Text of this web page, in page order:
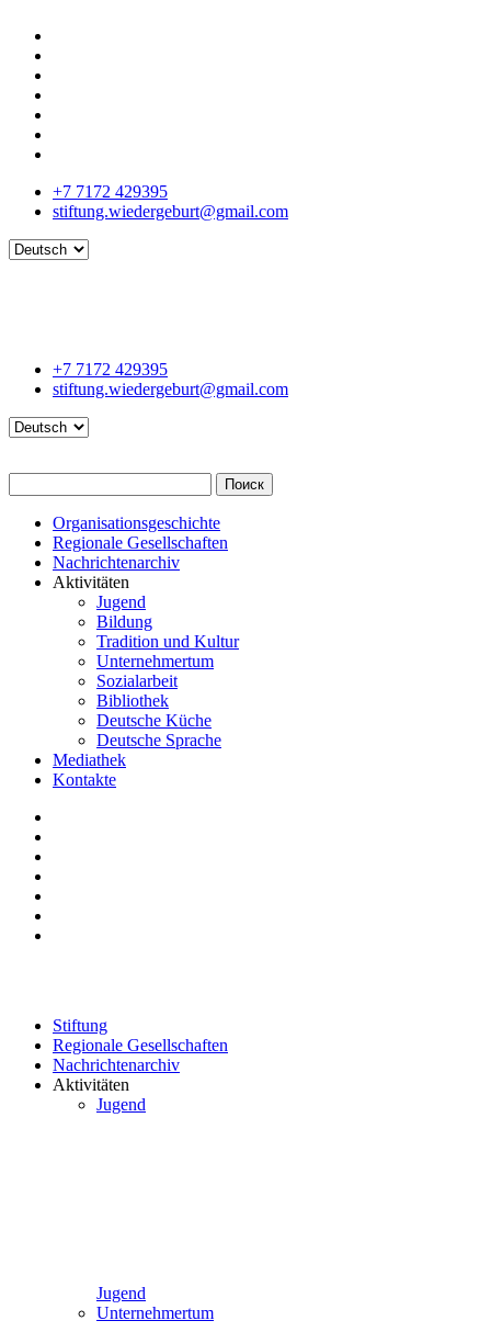
+7 7172 429395
stiftung.wiedergeburt@gmail.com
Language
+7 7172 429395
stiftung.wiedergeburt@gmail.com
Language
Поиск
Organisationsgeschichte
Regionale Gesellschaften
Nachrichtenarchiv
Aktivitäten
Jugend
Bildung
Tradition und Kultur
Unternehmertum
Sozialarbeit
Bibliothek
Deutsche Küche
Deutsche Sprache
Mediathek
Kontakte
Stiftung
Regionale Gesellschaften
Nachrichtenarchiv
Aktivitäten
Jugend
Jugend
Unternehmertum